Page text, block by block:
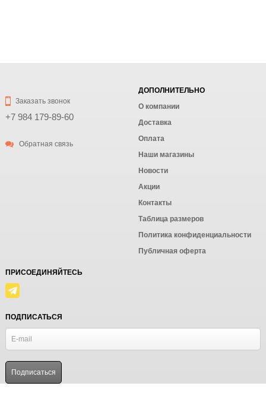
Заказать звонок
+7 984 179-89-60
Обратная связь
ДОПОЛНИТЕЛЬНО
О компании
Доставка
Оплата
Наши магазины
Новости
Акции
Контакты
Таблица размеров
Политика конфиденциальности
Публичная оферта
ПРИСОЕДИНЯЙТЕСЬ
ПОДПИСАТЬСЯ